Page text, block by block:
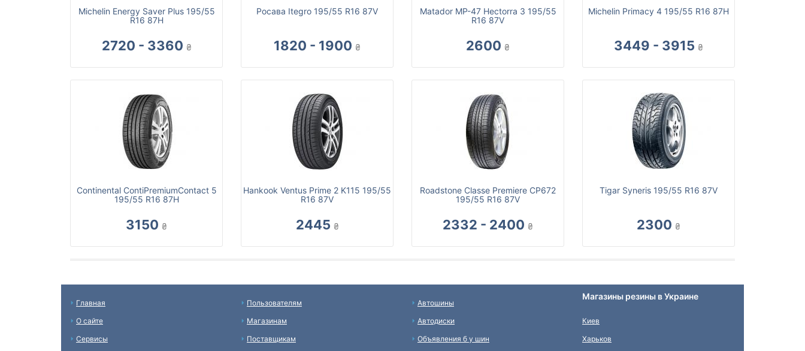
Michelin Energy Saver Plus 195/55
R16 87H
2720 - 3360 ₴
Росава Itegro 195/55 R16 87V
1820 - 1900 ₴
Matador MP-47 Hectorra 3 195/55
R16 87V
2600 ₴
Michelin Primacy 4 195/55 R16 87H
3449 - 3915 ₴
Continental ContiPremiumContact 5
195/55 R16 87H
3150 ₴
Hankook Ventus Prime 2 K115 195/55
R16 87V
2445 ₴
Roadstone Classe Premiere CP672
195/55 R16 87V
2332 - 2400 ₴
Tigar Syneris 195/55 R16 87V
2300 ₴
Главная
О сайте
Сервисы
Пользователям
Магазинам
Поставщикам
Автошины
Автодиски
Объявления б у шин
Магазины резины в Украине
Киев
Харьков